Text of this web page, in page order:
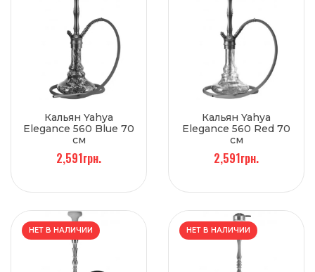
Кальян Yahya
Elegance 560 Blue 70
см
2,591грн.
Кальян Yahya
Elegance 560 Red 70
см
2,591грн.
НЕТ В НАЛИЧИИ НЕТ В НАЛИЧИИ